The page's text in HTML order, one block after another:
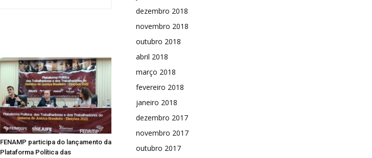
FENAMP participa do lançamento da
Plataforma Política das
dezembro 2018
novembro 2018
outubro 2018
abril 2018
março 2018
fevereiro 2018
janeiro 2018
dezembro 2017
novembro 2017
outubro 2017